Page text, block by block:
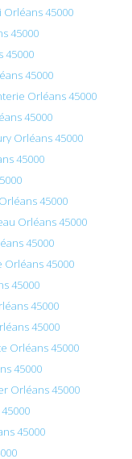
45000
45000
45000
45000
Orléans 45000
45000
Orléans 45000
45000
45000
Orléans 45000
45000
Orléans 45000
45000
45000
45000
Orléans 45000
45000
Orléans 45000
45000